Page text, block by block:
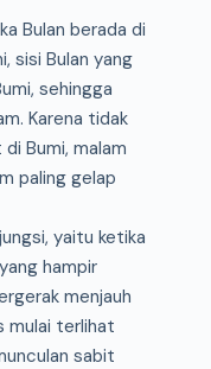
Bulan berada di
sisi Bulan yang
sehingga
Karena tidak
Bumi, malam
paling gelap
yaitu ketika
hampir
menjauh
mulai terlihat
sabit